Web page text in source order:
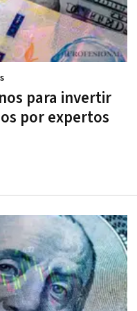
para invertir
por expertos